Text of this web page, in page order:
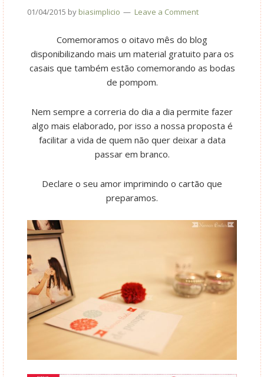
01/04/2015 by biasimplicio Leave a Comment
Comemoramos o oitavo mês do blog
disponibilizando mais um material gratuito para os
casais que também estão comemorando as bodas
de pompom.
Nem sempre a correria do dia a dia permite fazer
algo mais elaborado, por isso a nossa proposta é
facilitar a vida de quem não quer deixar a data
passar em branco.
Declare o seu amor imprimindo o cartão que
preparamos.